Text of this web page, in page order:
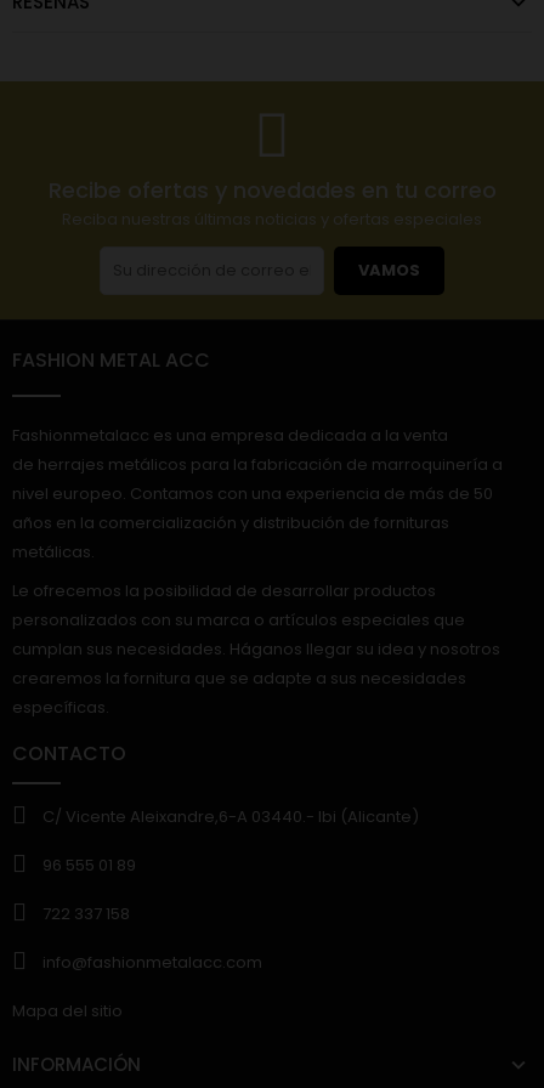
Recibe ofertas y novedades en tu correo
Reciba nuestras últimas noticias y ofertas especiales
VAMOS
FASHION METAL ACC
Fashionmetalacc es una empresa dedicada a la venta
de herrajes metálicos para la fabricación de marroquinería a
nivel europeo. Contamos con una experiencia de más de 50
años en la comercialización y distribución de fornituras
metálicas.
Le ofrecemos la posibilidad de desarrollar productos
personalizados con su marca o artículos especiales que
cumplan sus necesidades. Háganos llegar su idea y nosotros
crearemos la fornitura que se adapte a sus necesidades
específicas.
CONTACTO
C/ Vicente Aleixandre,6-A 03440.- Ibi (Alicante)
96 555 01 89
722 337 158
info@fashionmetalacc.com
Mapa del sitio
INFORMACIÓN